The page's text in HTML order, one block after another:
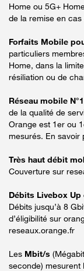
Home ou 5G+
de la remise en cas
Forfaits Mobile
particuliers
Home, dans la
résiliation ou de
Réseau mobile
de la qualité de
Orange est 1er ou
mesurés. En savoir
Très haut débit
Couverture sur
Débits Livebox Up
Débits jusqu’à 8
d’éligibilité sur
reseaux.orange.fr
Les Mbit/s
seconde) mesurent